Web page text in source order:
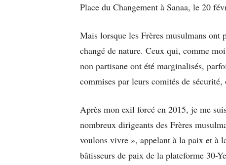
Place du Changement à Sanaa, le 20
Mais lorsque les Frères musulmans
changé de nature. Ceux qui, comme
non partisane ont été marginalisés,
commises par leurs comités de sécurité,
Après mon exil forcé en 2015, je me
nombreux dirigeants des Frères
voulons vivre », appelant à la paix et à
bâtisseurs de paix de la plateforme 30-